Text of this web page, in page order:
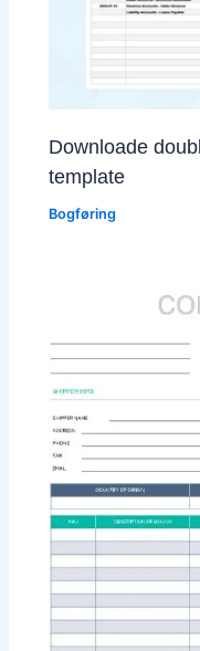
Downloade
template
Bogføring